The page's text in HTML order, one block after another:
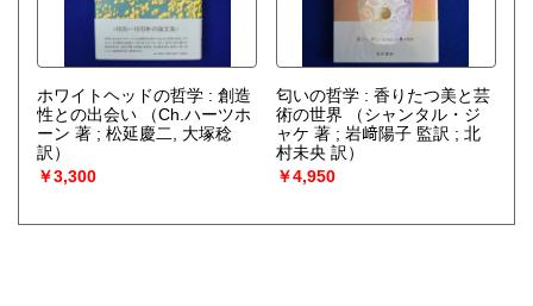
ホワイトヘッドの哲学 : 創造
性との出会い
（Ch.ハーツホ
ーン 著 ; 松延慶二, 大塚稔
訳）
￥3,300
匂いの哲学 : 香りたつ美と芸
術の世界
（シャンタル・ジ
ャケ 著 ; 岩﨑陽子 監訳 ; 北
村未央 訳）
￥4,950